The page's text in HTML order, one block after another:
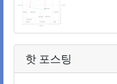
핫 포스팅